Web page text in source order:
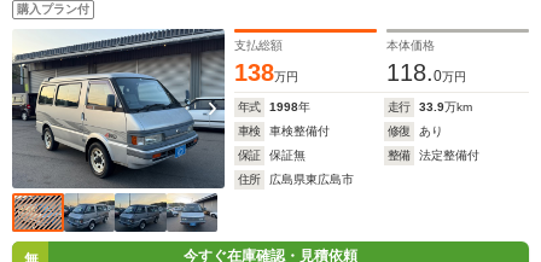
購入プラン付
支払総額
138万円
本体価格
118.0万円
年式 1998年 走行 33.9万km
車検
車検整備付 修復
あり
保証
保証無 整備
法定整備付
住所
広島県東広島市
今すぐ在庫確認・見積依頼